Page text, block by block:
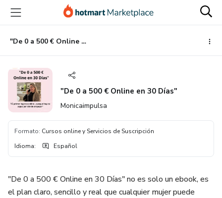
principal
página
de
página
"De 0 a 500 € Online en 30 Días"
"De 0 a 500 € Online en 30 Días"
Monicaimpulsa
Formato: Cursos online y Servicios de Suscripción
Idioma: Español
"De 0 a 500 € Online en 30 Días" no es solo un ebook, es
el plan claro, sencillo y real que cualquier mujer puede